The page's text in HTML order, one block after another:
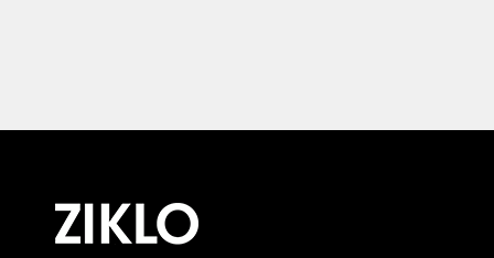
GORBEIA CYCLING